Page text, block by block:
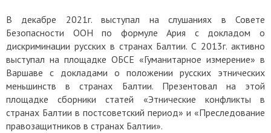
В декабре 2021г. выступал на слушаниях в Совете
Безопасности ООН по формуле Ария с докладом о
дискриминации русских в странах Балтии. С 2013г. активно
выступал на площадке ОБСЕ «Гуманитарное измерение» в
Варшаве с докладами о положении русских этнических
меньшинств в странах Балтии. Презентовал на этой
площадке сборники статей «Этнические конфликты в
странах Балтии в постсоветский период» и «Преследование
правозащитников в странах Балтии».